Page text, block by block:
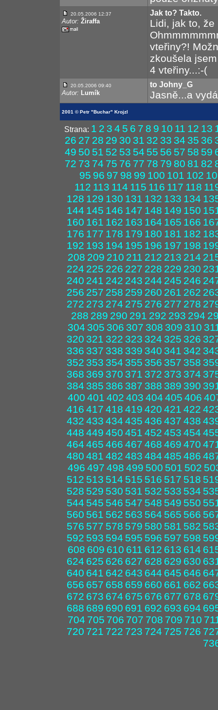
20.05.2006 12:37
Autor: Žiraffa
Jak to? Takto.
Lidi, jak to,
vteřiny?!
zkoušela
4 vteřiny...:-(
20.05.2006 09:40
Autor: Lumík
to Johny_G
Jasně...a
2001 © Petr "Buchar" Krojzl
Strana: 1 2 3 4 5 6 7 8 9 10 11 12 13
26 27 28 29 30 31 32 33 34 35 36
49 50 51 52 53 54 55 56 57 58 59
72 73 74 75 76 77 78 79 80 81 82
95 96 97 98 99 100 101 102
112 113 114 115 116 117 118
128 129 130 131 132 133 134
144 145 146 147 148 149 150
160 161 162 163 164 165 166
176 177 178 179 180 181 182
192 193 194 195 196 197 198
208 209 210 211 212 213 214
224 225 226 227 228 229 230
240 241 242 243 244 245 246
256 257 258 259 260 261 262
272 273 274 275 276 277 278
288 289 290 291 292 293 294
304 305 306 307 308 309 310
320 321 322 323 324 325 326
336 337 338 339 340 341 342
352 353 354 355 356 357 358
368 369 370 371 372 373 374
384 385 386 387 388 389 390
400 401 402 403 404 405 406
416 417 418 419 420 421 422
432 433 434 435 436 437 438
448 449 450 451 452 453 454
464 465 466 467 468 469 470
480 481 482 483 484 485 486
496 497 498 499 500 501 502
512 513 514 515 516 517 518
528 529 530 531 532 533 534
544 545 546 547 548 549 550
560 561 562 563 564 565 566
576 577 578 579 580 581 582
592 593 594 595 596 597 598
608 609 610 611 612 613 614
624 625 626 627 628 629 630
640 641 642 643 644 645 646
656 657 658 659 660 661 662
672 673 674 675 676 677 678
688 689 690 691 692 693 694
704 705 706 707 708 709 710
720 721 722 723 724 725 726